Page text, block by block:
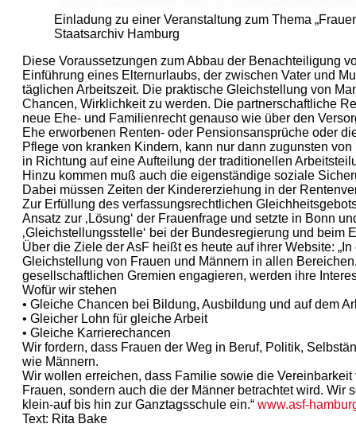
Einladung zu einer Veranstaltung zum Thema
Staatsarchiv Hamburg
Diese Voraussetzungen zum Abbau der Benachteiligung
Einführung eines Elternurlaubs, der zwischen Vater und
täglichen Arbeitszeit. Die praktische Gleichstellung von
Chancen, Wirklichkeit zu werden. Die partnerschaftliche
neue Ehe- und Familienrecht genauso wie über den
Ehe erworbenen Renten- oder Pensionsansprüche oder
Pflege von kranken Kindern, kann nur dann zugunsten
in Richtung auf eine Aufteilung der traditionellen
Hinzu kommen muß auch die eigenständige soziale
Dabei müssen Zeiten der Kindererziehung in der
Zur Erfüllung des verfassungsrechtlichen
Ansatz zur ‚Lösung‘ der Frauenfrage und setzte in Bonn
‚Gleichstellungsstelle‘ bei der Bundesregierung und beim
Über die Ziele der AsF heißt es heute auf ihrer Website:
Gleichstellung von Frauen und Männern in allen
gesellschaftlichen Gremien engagieren, werden ihre
Wofür wir stehen
• Gleiche Chancen bei Bildung, Ausbildung und auf dem
• Gleicher Lohn für gleiche Arbeit
• Gleiche Karrierechancen
Wir fordern, dass Frauen der Weg in Beruf, Politik,
wie Männern.
Wir wollen erreichen, dass Familie sowie die
Frauen, sondern auch die der Männer betrachtet wird.
klein-auf bis hin zur Ganztagsschule ein.“ www.asf-
Text: Rita Bake